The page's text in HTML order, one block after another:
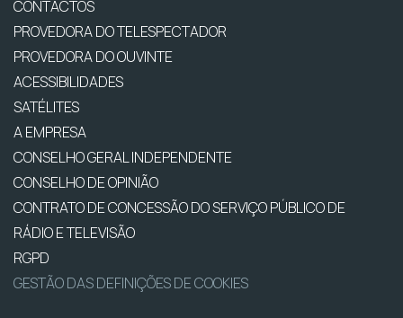
CONTACTOS
PROVEDORA DO TELESPECTADOR
PROVEDORA DO OUVINTE
ACESSIBILIDADES
SATÉLITES
A EMPRESA
CONSELHO GERAL INDEPENDENTE
CONSELHO DE OPINIÃO
CONTRATO DE CONCESSÃO DO SERVIÇO PÚBLICO DE
RÁDIO E TELEVISÃO
RGPD
GESTÃO DAS DEFINIÇÕES DE COOKIES